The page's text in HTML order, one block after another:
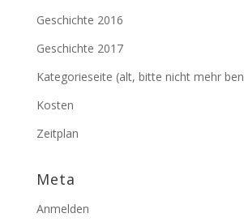
Geschichte 2016
Geschichte 2017
Kategorieseite (alt, bitte nicht mehr
Kosten
Zeitplan
Meta
Anmelden